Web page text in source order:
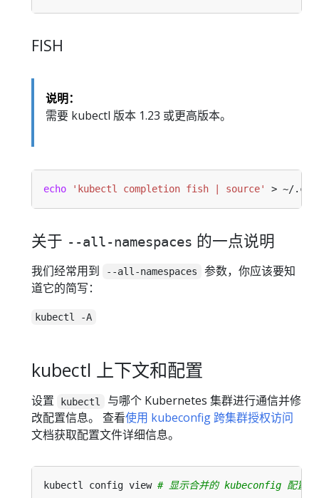
FISH
说明：
需要 kubectl 版本 1.23 或更高版本。
echo 'kubectl completion fish | source' > ~/
关于 --all-namespaces 的一点说明
我们经常用到 --all-namespaces
参数，你应该要知
道它的简写：
kubectl -A
kubectl 上下文和配置
设置 kubectl
与哪个 Kubernetes 集群进行通信并修
改配置信息。 查看使用 kubeconfig 跨集群授权访问
文档获取配置文件详细信息。
kubectl config view # 显示合并的 kubeconfig 配置